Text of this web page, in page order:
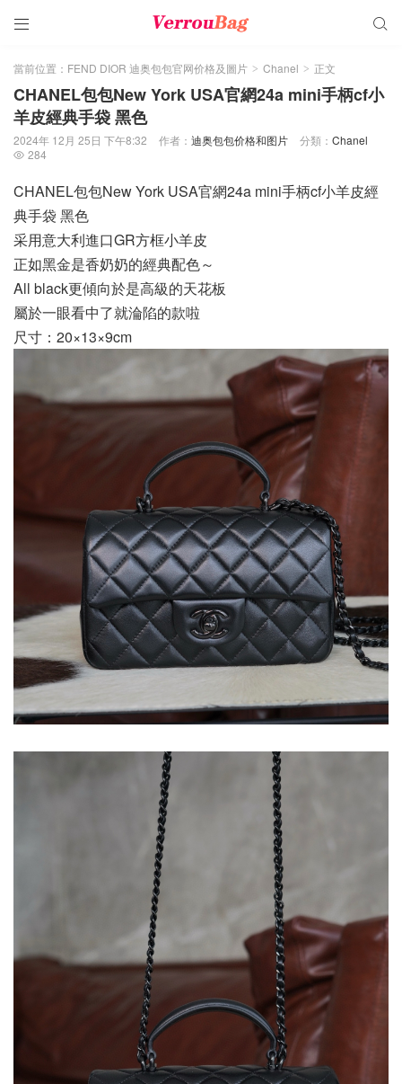
 
當前位置： FEND DIOR 迪奥包包官网价格及圖片 > Chanel > 正文
CHANEL包包New York USA官網24a mini手柄cf小
羊皮經典手袋 黑色
2024年 12月 25日 下午8:32 作者： 迪奥包包价格和图片 分類： Chanel
 284
CHANEL包包New York USA官網24a mini手柄cf小羊皮經
典手袋 黑色
采用意大利進口GR方框小羊皮
正如黑金是香奶奶的經典配色～
All black更傾向於是高級的天花板
屬於一眼看中了就淪陷的款啦
尺寸：20×13×9cm